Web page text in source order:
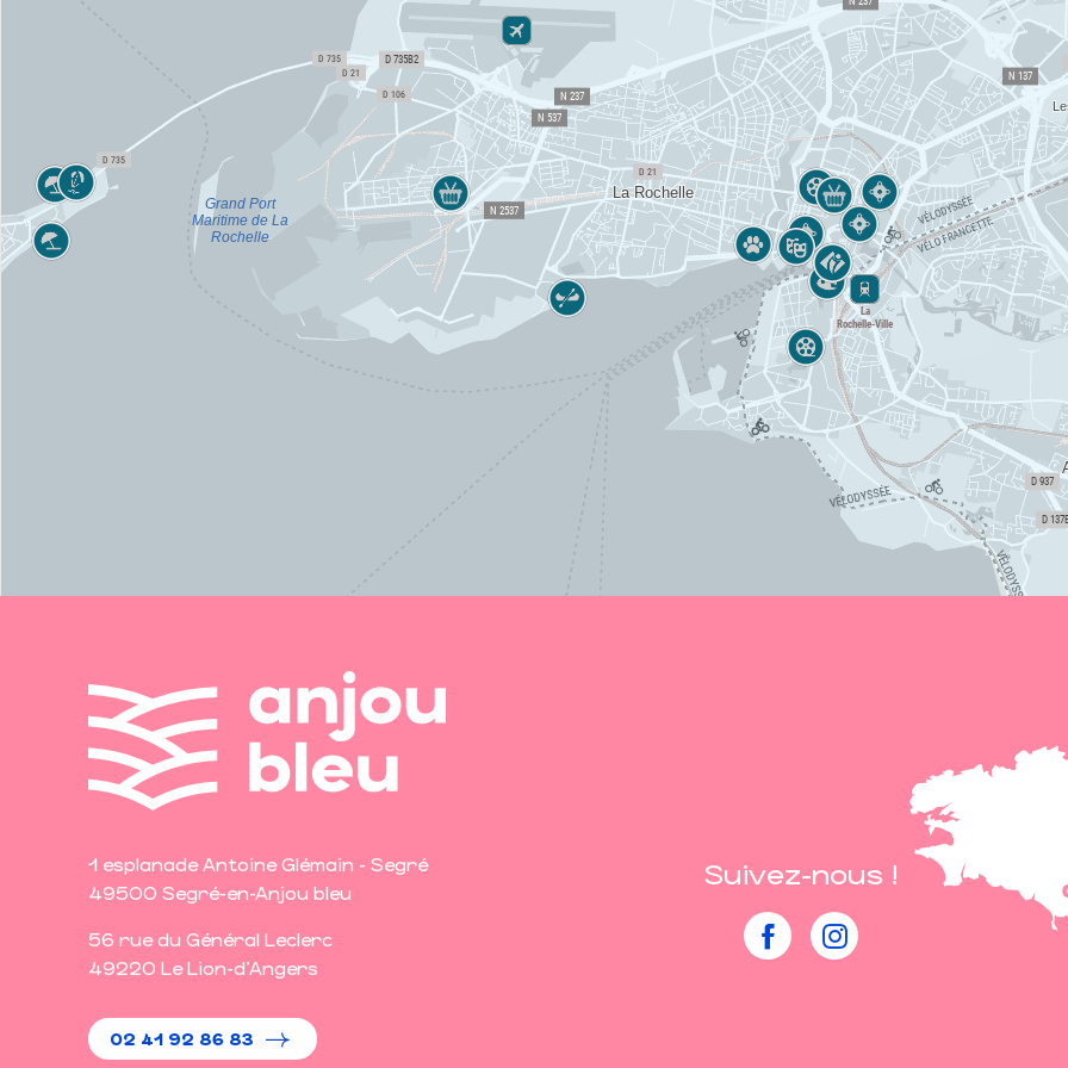
1 esplanade Antoine Glémain - Segré
49500 Segré-en-Anjou bleu
56 rue du Général Leclerc
49220 Le Lion-d'Angers
02 41 92 86 83
Suivez-nous !